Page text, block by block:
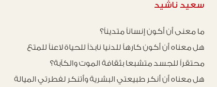
سعيد ناشيد
ما معنى أن أكون إنساناً متديناً؟
هل معناه أن أكون كارهاً للدنيا نابذاً للحياة لاعناً للمتع
محتقراً للجسد متشبعا بثقافة الموت والكآبة؟
هل معناه أن أنكر طبيعتي البشرية وأتنكر لفطرتي الميالة